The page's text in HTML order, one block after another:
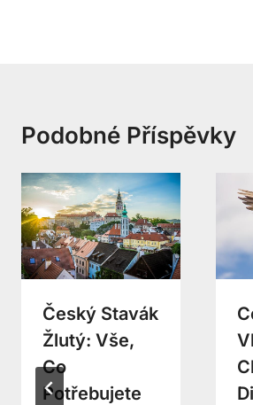
Podobné Příspěvky
Český Stavák
Žlutý: Vše,
Co
Potřebujete